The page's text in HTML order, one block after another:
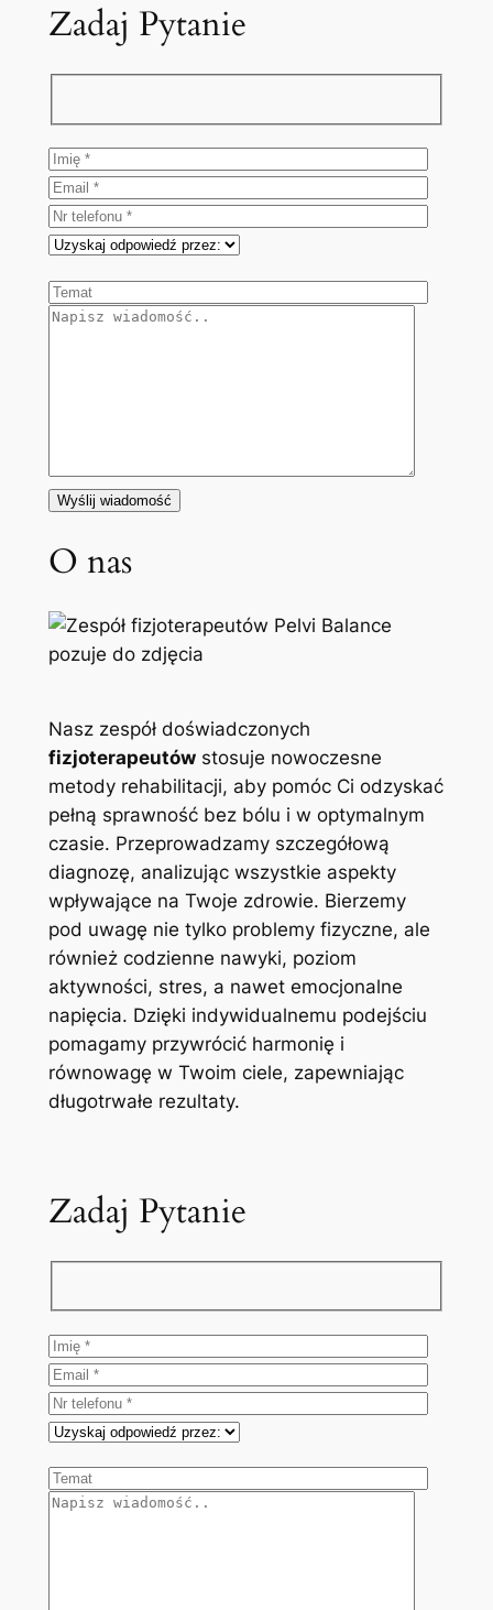
Zadaj Pytanie
O nas
Nasz zespół doświadczonych
fizjoterapeutówstosuje nowoczesne
metody rehabilitacji, aby pomóc Ci odzyskać
pełną sprawność bez bólu i w optymalnym
czasie. Przeprowadzamy szczegółową
diagnozę, analizując wszystkie aspekty
wpływające na Twoje zdrowie. Bierzemy
pod uwagę nie tylko problemy fizyczne, ale
również codzienne nawyki, poziom
aktywności, stres, a nawet emocjonalne
napięcia. Dzięki indywidualnemu podejściu
pomagamy przywrócić harmonię i
równowagę w Twoim ciele, zapewniając
długotrwałe rezultaty.
Zadaj Pytanie